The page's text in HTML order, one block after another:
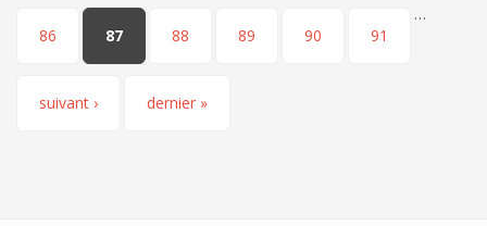
86 87 88 89 90 91
…
suivant › dernier »